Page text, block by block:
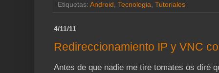
Etiquetas: Android Tecnologia Tutoriales
4/11/11
Redireccionamiento IP y VNC
Antes de que nadie me tire tomates os diré